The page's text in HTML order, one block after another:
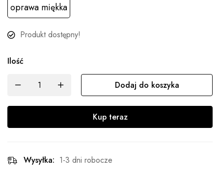
oprawa miękka
Produkt dostępny!
Ilość
Dodaj do koszyka
Kup teraz
Wysyłka: 1-3 dni robocze